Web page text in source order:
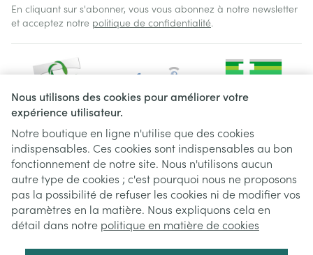
Nous utilisons des cookies pour améliorer votre
expérience utilisateur.
Notre boutique en ligne n'utilise que des cookies
indispensables. Ces cookies sont indispensables au bon
fonctionnement de notre site. Nous n'utilisons aucun
autre type de cookies ; c'est pourquoi nous ne proposons
pas la possibilité de refuser les cookies ni de modifier vos
paramètres en la matière. Nous expliquons cela en
détail dans notre politique en matière de cookies
En cliquant sur s'abonner, vous vous abonnez à notre newsletter
et acceptez notre politique de confidentialité.
Liens légaux